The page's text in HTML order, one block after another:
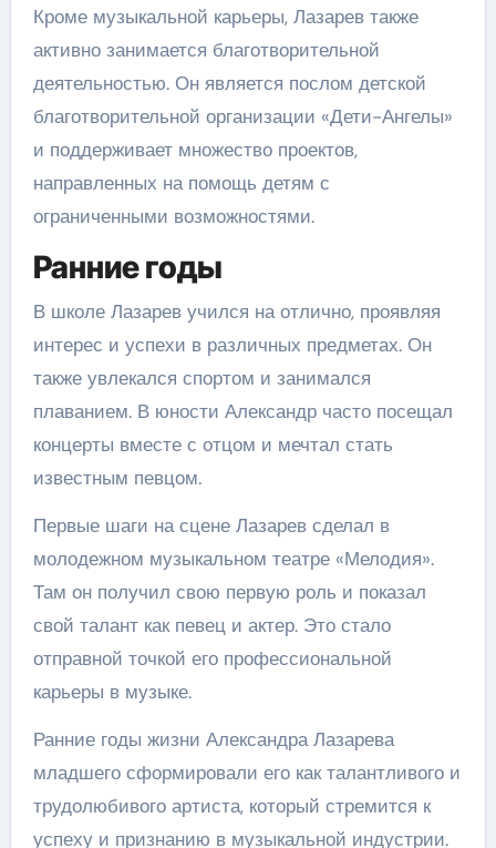
Кроме музыкальной карьеры, Лазарев также
активно занимается благотворительной
деятельностью. Он является послом детской
благотворительной организации «Дети-Ангелы»
и поддерживает множество проектов,
направленных на помощь детям с
ограниченными возможностями.
Ранние годы
В школе Лазарев учился на отлично, проявляя
интерес и успехи в различных предметах. Он
также увлекался спортом и занимался
плаванием. В юности Александр часто посещал
концерты вместе с отцом и мечтал стать
известным певцом.
Первые шаги на сцене Лазарев сделал в
молодежном музыкальном театре «Мелодия».
Там он получил свою первую роль и показал
свой талант как певец и актер. Это стало
отправной точкой его профессиональной
карьеры в музыке.
Ранние годы жизни Александра Лазарева
младшего сформировали его как талантливого и
трудолюбивого артиста, который стремится к
успеху и признанию в музыкальной индустрии.